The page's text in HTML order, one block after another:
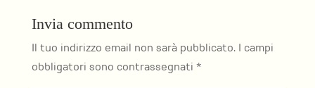
Invia commento
Il tuo indirizzo email non sarà pubblicato. I campi
obbligatori sono contrassegnati *